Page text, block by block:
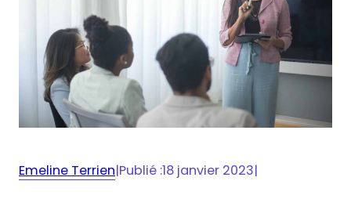
Emeline Terrien|Publié :18 janvier 2023|